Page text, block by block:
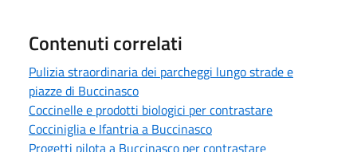
Contenuti correlati
Pulizia straordinaria dei parcheggi lungo strade e
piazze di Buccinasco
Coccinelle e prodotti biologici per contrastare
Cocciniglia e Ifantria a Buccinasco
Progetti pilota a Buccinasco per contrastare